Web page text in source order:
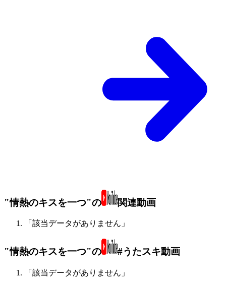
"情熱のキスを一つ"の 関連動画
「該当データがありません」
"情熱のキスを一つ"の #うたスキ動画
「該当データがありません」